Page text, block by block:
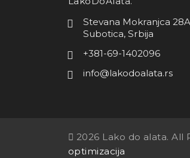
Stevana Mokranjca
Subotica, Srbija
+381-69-1402096
info@lakodoalata.rs
2026 Lako do alata. All
optimizacija